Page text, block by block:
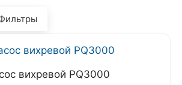
вихревой PQ3000